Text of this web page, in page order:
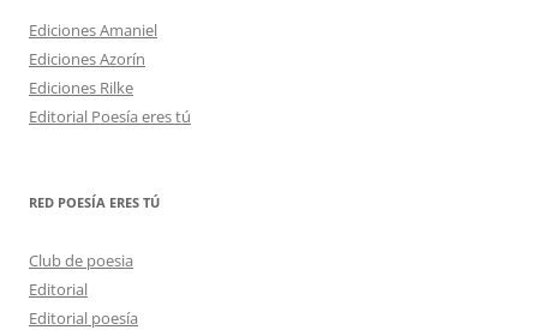
Ediciones Amaniel
Ediciones Azorín
Ediciones Rilke
Editorial Poesía eres tú
RED POESÍA ERES TÚ
Club de poesia
Editorial
Editorial poesía